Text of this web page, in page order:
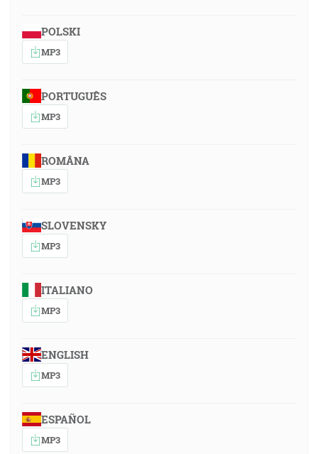
POLSKI
MP3
PORTUGUÊS
MP3
ROMÂNA
MP3
SLOVENSKY
MP3
ITALIANO
MP3
ENGLISH
MP3
ESPAÑOL
MP3